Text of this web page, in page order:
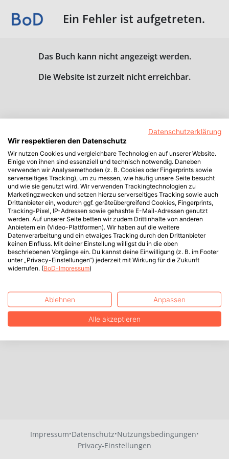
Ein Fehler ist aufgetreten.
Das Buch kann nicht angezeigt werden.
Die Website ist zurzeit nicht erreichbar.
Impressum·Datenschutz·Nutzungsbedingungen·
Privacy-Einstellungen
Datenschutzerklärung
Wir respektieren den Datenschutz
Wir nutzen Cookies und vergleichbare Technologien auf unserer Website.
Einige von ihnen sind essenziell und technisch notwendig. Daneben
verwenden wir Analysemethoden (z. B. Cookies oder Fingerprints sowie
serverseitiges Tracking), um zu messen, wie häufig unsere Seite besucht
und wie sie genutzt wird. Wir verwenden Trackingtechnologien zu
Marketingzwecken und setzen hierzu serverseitiges Tracking sowie auch
Drittanbieter ein, wodurch ggf. geräteübergreifend Cookies, Fingerprints,
Tracking-Pixel, IP-Adressen sowie gehashte E-Mail-Adressen genutzt
werden. Auf unserer Seite betten wir zudem Drittinhalte von anderen
Anbietern ein (Video-Plattformen). Wir haben auf die weitere
Datenverarbeitung und ein etwaiges Tracking durch den Drittanbieter
keinen Einfluss. Mit deiner Einstellung willigst du in die oben
beschriebenen Vorgänge ein. Du kannst deine Einwilligung (z. B. im Footer
unter „Privacy-Einstellungen“) jederzeit mit Wirkung für die Zukunft
widerrufen. (BoD-Impressum)
Ablehnen Anpassen
Alle akzeptieren